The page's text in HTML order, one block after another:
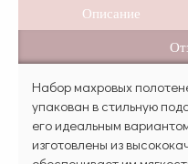
Описание
Набор махровых
упакован в стильную
его идеальным
изготовлены из